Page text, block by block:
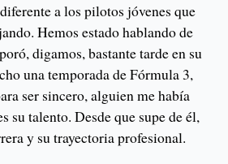
a los pilotos jóvenes que
Hemos estado hablando de
digamos, bastante tarde en su
una temporada de Fórmula 3,
ser sincero, alguien me había
su talento. Desde que supe de él,
y su trayectoria profesional.